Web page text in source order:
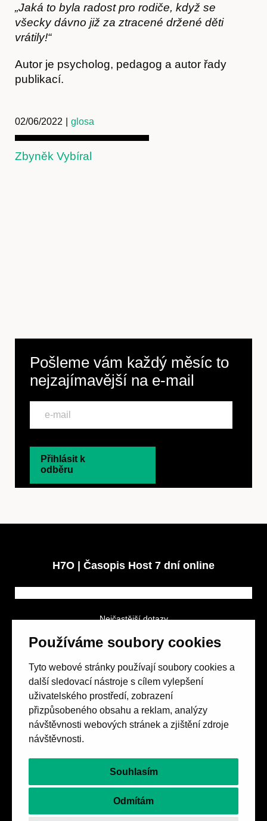
Používáme soubory cookies
Tyto webové stránky používají soubory cookies a
další sledovací nástroje s cílem vylepšení
uživatelského prostředí, zobrazení
přizpůsobeného obsahu a reklam, analýzy
návštěvnosti webových stránek a zjištění zdroje
návštěvnosti.
Souhlasím
Odmítám
Kontakt
„Jaká to byla radost pro rodiče, když se
všecky dávno již za ztracené držené děti
vrátily!“
Autor je psycholog, pedagog a autor řady
publikací.
02/06/2022 glosa
Zbyněk Vybíral
Pošleme vám každý měsíc to
nejzajímavější na e-mail
Přihlásit k
odběru
H7O | Časopis Host 7 dní online
Nejčastější dotazy
Obchodní podmínky
Spolek přátel vydávání
657 42 Brno-střed
objednavky@casopishost.cz
+420 775 995 695
Revue Host vychází s laskavou finanční podporou